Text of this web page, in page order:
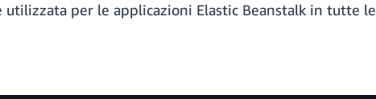
utilizzata per le applicazioni Elastic Beanstalk in tutte le